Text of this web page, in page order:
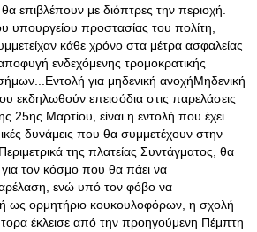
επιβλέπουν με διόπτρες την περιοχή.
υπουργείου προστασίας του πολίτη,
κάθε χρόνο στα μέτρα ασφαλείας
ενδεχόμενης τρομοκρατικής
για μηδενική ανοχήΜηδενική
εκδηλωθούν επεισόδια στις παρελάσεις
25ης Μαρτίου, είναι η εντολή που έχει
δυνάμεις που θα συμμετέχουν στην
της πλατείας Συντάγματος, θα
τον κόσμο που θα πάει να
ενώ υπό τον φόβο να
ως ορμητήριο κουκουλοφόρων, η σχολή
έκλεισε από την προηγούμενη Πέμπτη